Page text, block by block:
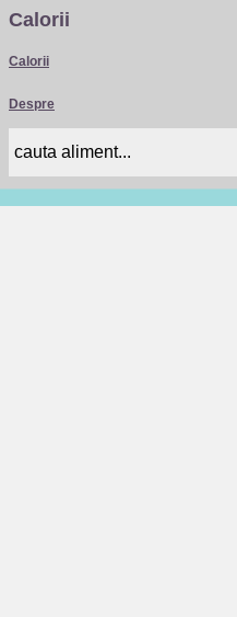
Calorii
Calorii
Despre